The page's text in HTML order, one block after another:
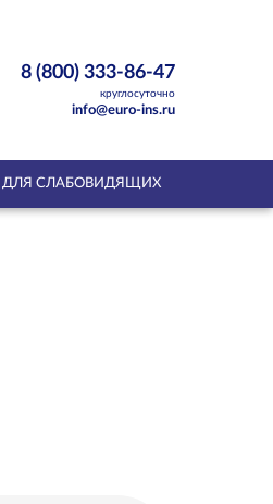
8 (800) 333-86-47
круглосуточно
info@euro-ins.ru
ДЛЯ СЛАБОВИДЯЩИХ